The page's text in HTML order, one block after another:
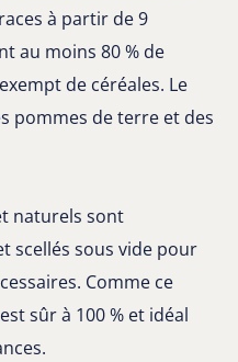
à partir de 9
au moins 80 % de
de céréales. Le
pommes de terre et des
naturels sont
scellés sous vide pour
Comme ce
sûr à 100 % et idéal